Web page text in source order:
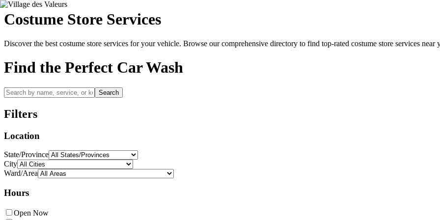
Costume Store Services
Discover the best costume store services for your vehicle. Browse our comprehensive directory to find top-rated costume store services near
Find the Perfect Car Wash
Search
Filters
Location
State/Province
City
Ward/Area
Hours
Open Now